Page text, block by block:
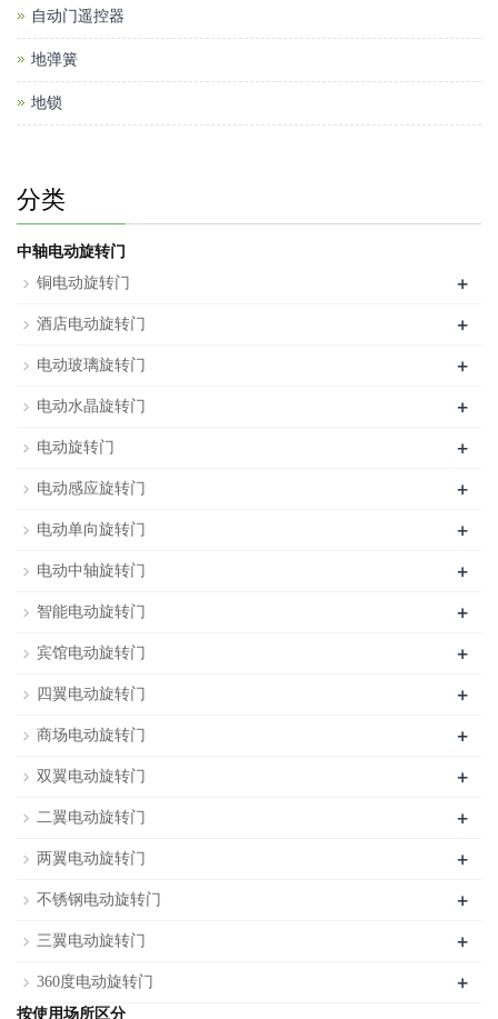
自动门遥控器
地弹簧
地锁
分类
中轴电动旋转门
铜电动旋转门
+
酒店电动旋转门 +
电动玻璃旋转门 +
电动水晶旋转门 +
电动旋转门 +
电动感应旋转门 +
电动单向旋转门 +
电动中轴旋转门 +
智能电动旋转门 +
宾馆电动旋转门 +
四翼电动旋转门 +
商场电动旋转门 +
双翼电动旋转门 +
二翼电动旋转门 +
两翼电动旋转门 +
不锈钢电动旋转门 +
三翼电动旋转门 +
360度电动旋转门 +
按使用场所区分